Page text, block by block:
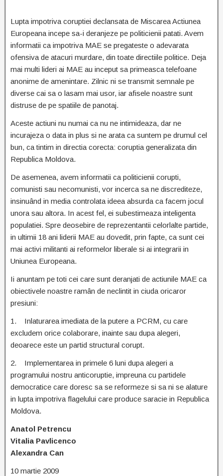
Lupta impotriva coruptiei declansata de Miscarea Actiunea
Europeana incepe sa-i deranjeze pe politicienii patati. Avem
informatii ca impotriva MAE se pregateste o adevarata
ofensiva de atacuri murdare, din toate directiile politice. Deja
mai multi lideri ai MAE au inceput sa primeasca telefoane
anonime de amenintare. Zilnic ni se transmit semnale pe
diverse cai sa o lasam mai usor, iar afisele noastre sunt
distruse de pe spatiile de panotaj.
Aceste actiuni nu numai ca nu ne intimideaza, dar ne
incurajeza o data in plus si ne arata ca suntem pe drumul cel
bun, ca tintim in directia corecta: coruptia generalizata din
Republica Moldova.
De asemenea, avem informatii ca politicienii corupti,
comunisti sau necomunisti, vor incerca sa ne discrediteze,
insinuând in media controlata ideea absurda ca facem jocul
unora sau altora. In acest fel, ei subestimeaza inteligenta
populatiei. Spre deosebire de reprezentantii celorlalte partide,
in ultimii 18 ani liderii MAE au dovedit, prin fapte, ca sunt cei
mai activi militanti ai reformelor liberale si ai integrarii in
Uniunea Europeana.
Ii anuntam pe toti cei care sunt deranjati de actiunile MAE ca
obiectivele noastre ramân de neclintit in ciuda oricaror
presiuni:
1. Inlaturarea imediata de la putere a PCRM, cu care
excludem orice colaborare, inainte sau dupa alegeri,
deoarece este un partid structural corupt.
2. Implementarea in primele 6 luni dupa alegeri a
programului nostru anticoruptie, impreuna cu partidele
democratice care doresc sa se reformeze si sa ni se alature
in lupta impotriva flagelului care produce saracie in Republica
Moldova.
Anatol Petrencu
Vitalia Pavlicenco
Alexandra Can
10 martie 2009